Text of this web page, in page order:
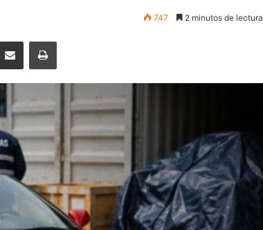
747 2 minutos de lectura
Enviar vía email Imprimir